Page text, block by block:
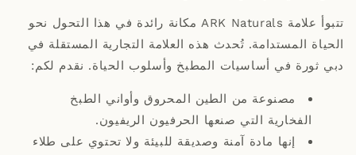
تتبوأ علامة ARK Naturals مكانة رائدة في هذا التحول نحو
الحياة المستدامة. تُحدث هذه العلامة التجارية المستقلة في
دبي ثورة في أساسيات المطبخ وأسلوب الحياة. نقدم لكم:
مصنوعة من الطين المحروق وأواني الطبخ
الفخارية التي صنعها الحرفيون الريفيون.
إنها مادة آمنة وصديقة للبيئة ولا تحتوي على طلاء